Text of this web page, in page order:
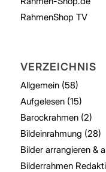
RahmenShop TV
VERZEICHNIS
Allgemein(58)
Aufgelesen(15)
Barockrahmen(2)
Bildeinrahmung (28)
Bilder arrangieren &
Bilderrahmen